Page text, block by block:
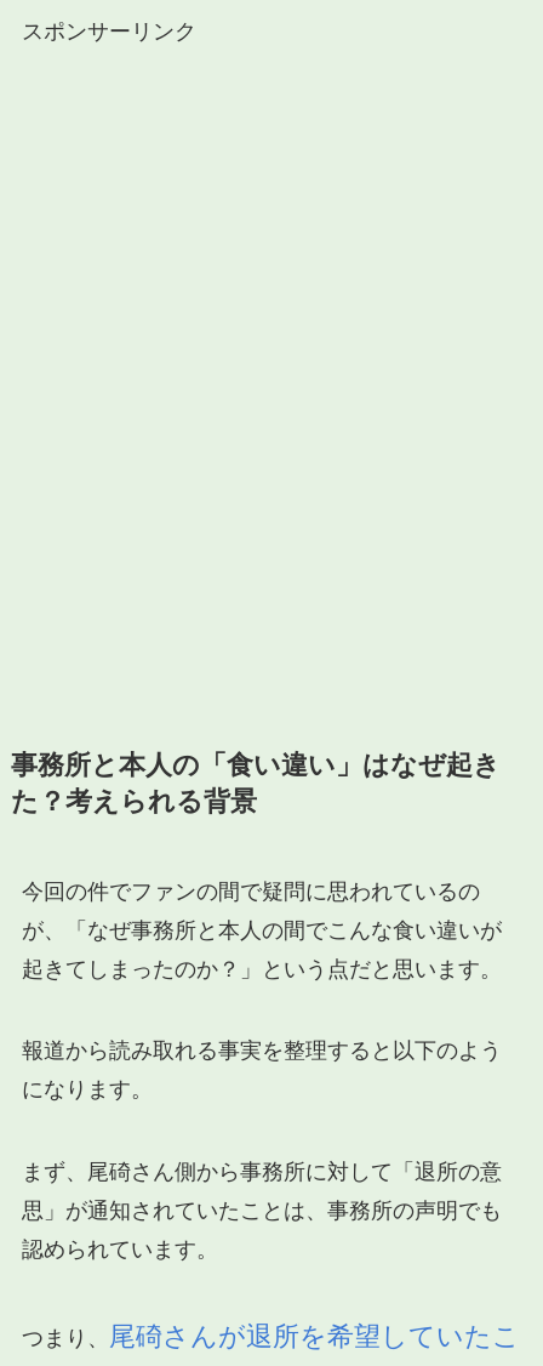
スポンサーリンク
事務所と本人の「食い違い」はなぜ起き
た？考えられる背景
今回の件でファンの間で疑問に思われているの
が、「なぜ事務所と本人の間でこんな食い違いが
起きてしまったのか？」という点だと思います。
報道から読み取れる事実を整理すると以下のよう
になります。
まず、尾碕さん側から事務所に対して「退所の意
思」が通知されていたことは、事務所の声明でも
認められています。
つまり、 尾碕さんが退所を希望していたこ